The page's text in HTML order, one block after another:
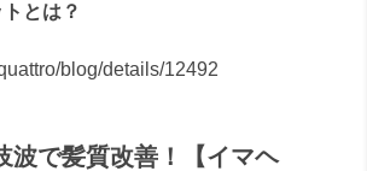
とは？
blog/details/12492
波で髪質改善！【イマヘ